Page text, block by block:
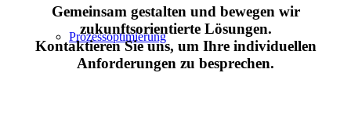
Prozessoptimierung
Gemeinsam gestalten und bewegen wir
zukunftsorientierte Lösungen.
Kontaktieren Sie uns, um Ihre individuellen
Anforderungen zu besprechen.